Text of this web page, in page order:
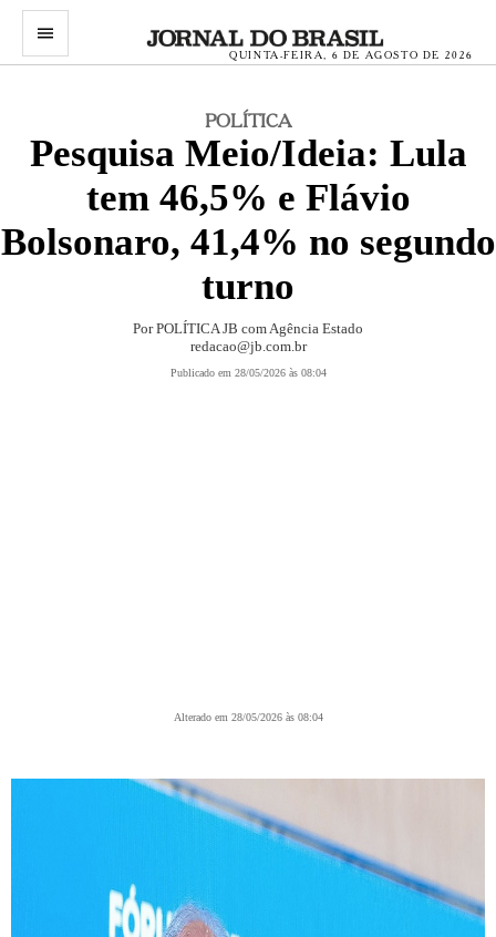
menu
QUINTA-FEIRA, 6 DE AGOSTO DE 2026
POLÍTICA
Pesquisa Meio/Ideia: Lula
tem 46,5% e Flávio
Bolsonaro, 41,4% no segundo
turno
PorPOLÍTICA JB com Agência Estado
redacao@jb.com.br
Publicado em 28/05/2026 às 08:04
Alterado em 28/05/2026 às 08:04